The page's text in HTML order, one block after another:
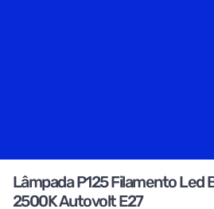
Lâmpada P125 Filamento Led
2500K Autovolt E27